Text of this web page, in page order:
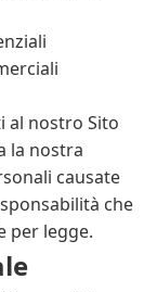
al nostro Sito
la nostra
causate
che
per legge.